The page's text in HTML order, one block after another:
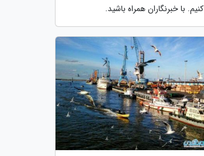
کنیم. با خبرنگاران همراه باشید.